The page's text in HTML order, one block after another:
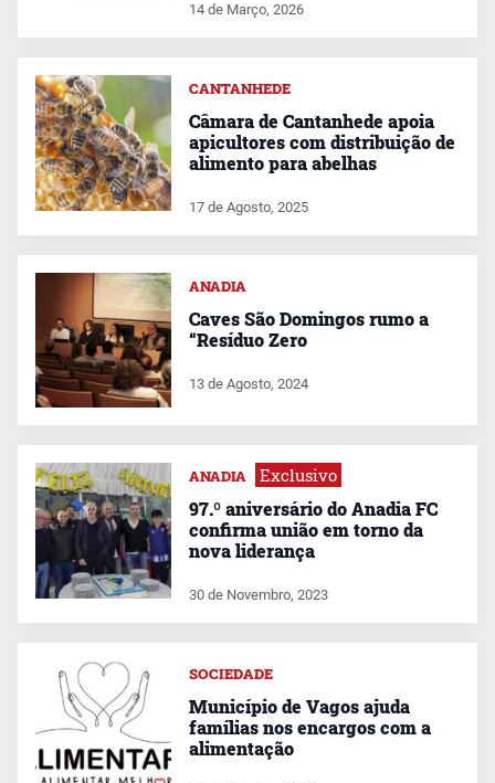
14 de Março, 2026
CANTANHEDE
Câmara de Cantanhede apoia
apicultores com distribuição de
alimento para abelhas
17 de Agosto, 2025
ANADIA
Caves São Domingos rumo a
“Resíduo Zero
13 de Agosto, 2024
ANADIA Exclusivo
97.º aniversário do Anadia FC
confirma união em torno da
nova liderança
30 de Novembro, 2023
SOCIEDADE
Município de Vagos ajuda
famílias nos encargos com a
alimentação